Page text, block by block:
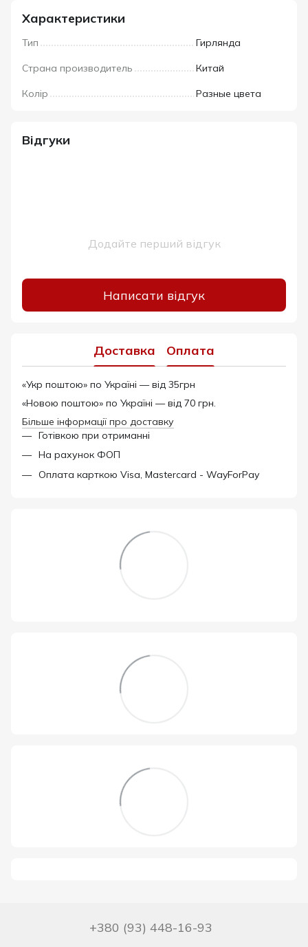
Характеристики
Тип Гирлянда
Страна производитель Китай
Колір Разные цвета
Відгуки
Додайте перший відгук
Написати відгук
Доставка Оплата
«Укр поштою» по Україні — від 35грн
«Новою поштою» по Україні — від 70 грн.
Більше інформації про доставку
Готівкою при отриманні
На рахунок ФОП
Оплата карткою Visa, Mastercard - WayForPay
+380 (93) 448-16-93